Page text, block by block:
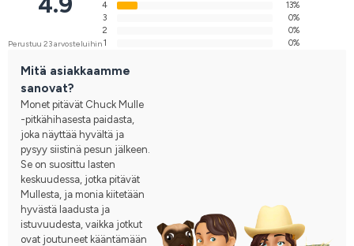
Perustuu 23 arvosteluihin
4
13%
3
0%
2
0%
1
0%
Mitä asiakkaamme
sanovat?
Monet pitävät Chuck Mulle
-pitkähihasesta paidasta,
joka näyttää hyvältä ja
pysyy siistinä pesun jälkeen.
Se on suosittu lasten
keskuudessa, jotka pitävät
Mullesta, ja monia kiitetään
hyvästä laadusta ja
istuvuudesta, vaikka jotkut
ovat joutuneet kääntämään